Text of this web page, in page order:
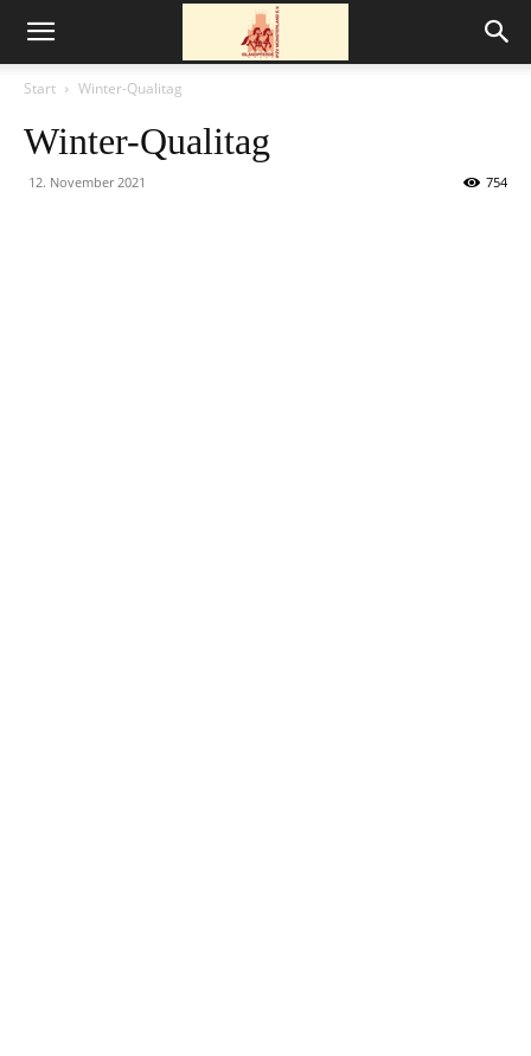
Start Winter-Qualitag
Winter-Qualitag
12. November 2021 754